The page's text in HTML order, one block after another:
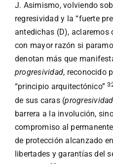
J. Asimismo, volviendo
regresividad y la “fuerte
antedichas (D), aclaremos
con mayor razón si
denotan más que
progresividad, reconocido
“principio arquitectónico”
de sus caras (
barrera a la involución,
compromiso al
de protección alcanzado
libertades y garantías del